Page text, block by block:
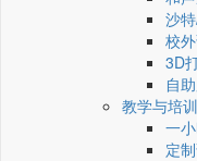
沙
校
3D
自
教学与培训
一
定